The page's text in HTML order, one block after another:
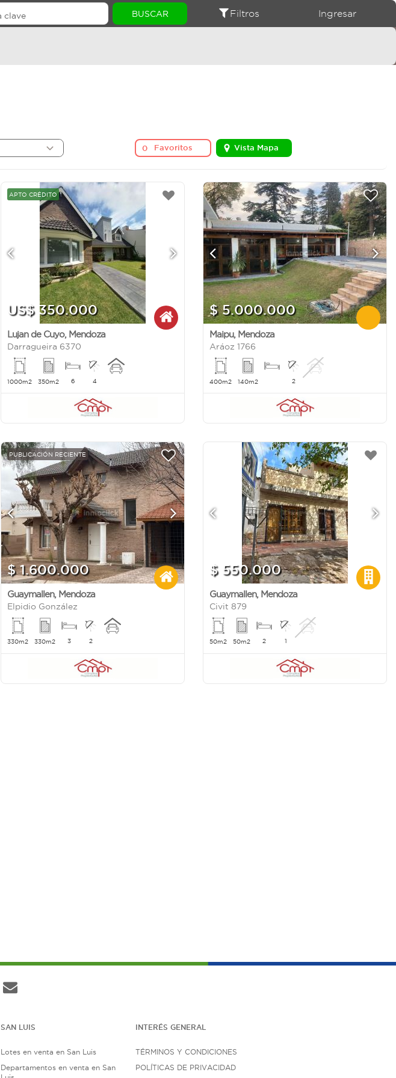
Filtros Ingresar
0 Favoritos Vista Mapa
APTO CRÉDITO
US$ 350.000
Lujan de Cuyo, Mendoza
Darragueira 6370
1000m2 350m2 6 4
$ 5.000.000
Maipu, Mendoza
Aráoz 1766
400m2 140m2 2
PUBLICACIÓN RECIENTE
$ 1.600.000
Guaymallen, Mendoza
Elpidio González
330m2 330m2 3 2
$ 550.000
Guaymallen, Mendoza
Civit 879
50m2 50m2 2 1
SAN LUIS
Lotes en venta en San Luis
Departamentos en venta en San
INTERÉS GENERAL
TÉRMINOS Y CONDICIONES
POLÍTICAS DE PRIVACIDAD